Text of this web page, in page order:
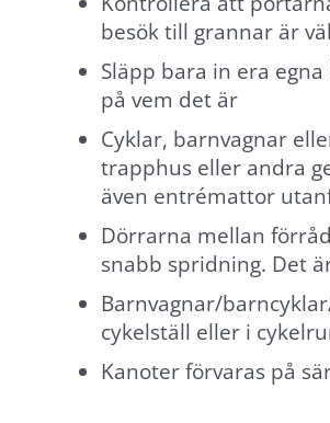
besök till grannar är
Släpp bara in era
på vem det är
Cyklar, barnvagnar
trapphus eller andra
även entrémattor
Dörrarna mellan
snabb spridning. Det
Barnvagnar/
cykelställ eller i
Kanoter förvaras på
webbplats
ska prestera
så bra som
möjligt under
ditt besök.
Om du nekar
cookies
kommer viss
att försvinna
från webben.